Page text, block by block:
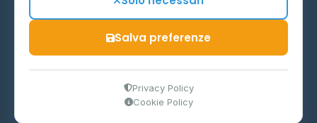
P.IVA 03859300364
Ministero delle Imprese e del Made in Italy
Salva preferenze
Privacy Policy
Cookie Policy